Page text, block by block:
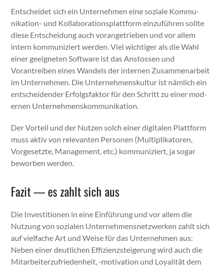
Entschei­det sich ein Unternehmen eine soziale Kom­mu­
nika­tion- und Kol­lab­o­ra­tionsplat­tform einzuführen sollte
diese Entschei­dung auch vor­angetrieben und vor allem
intern kom­mu­niziert wer­den. Viel wichtiger als die Wahl
ein­er geeigneten Soft­ware ist das Anstossen und
Vorantreiben eines Wan­dels der inter­nen Zusam­me­nar­beit
im Unternehmen. Die Unternehmen­skul­tur ist näm­lich ein
entschei­den­der Erfol­gs­fak­tor für den Schritt zu ein­er mod­
er­nen Unternehmen­skom­mu­nika­tion.
Der Vorteil und der Nutzen solch ein­er dig­i­tal­en Plat­tform
muss aktiv von rel­e­van­ten Per­so­n­en (Mul­ti­p­lika­toren,
Vorge­set­zte, Man­age­ment, etc.) kom­mu­niziert, ja sog­ar
bewor­ben wer­den.
Fazit — es zahlt sich aus
Die Investi­tio­nen in eine Ein­führung und vor allem die
Nutzung von sozialen Unternehmen­snet­zw­erken zahlt sich
auf vielfache Art und Weise für das Unternehmen aus:
Neben ein­er deut­lichen Effizien­zsteigerung wird auch die
Mitar­beit­erzufrieden­heit, ‑moti­va­tion und Loy­al­ität dem